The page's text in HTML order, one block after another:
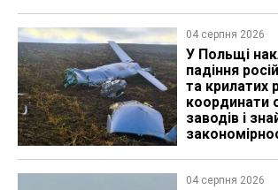
04 серпня 2026
У Польщі
падіння
та крилатих
координати
заводів і
04 серпня 2026